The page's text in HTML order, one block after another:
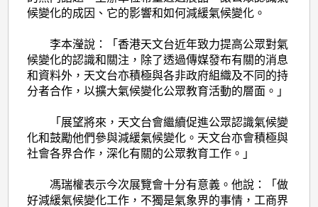
候變化的成因、它的影響和如何減緩氣候變化。
李本瀅說：「香港天文台近年致力提高公眾對氣
候變化的認識和關注，除了透過傳媒發布有關的消息
和資料外，天文台亦積極與各非政府組織及不同的持
分者合作，以擴大氣候變化公眾教育活動的層面。」
「展望將來，天文台會繼續促進公眾認識氣候變
化和鼓勵他們參與減緩氣候變化。天文台亦會積極與
社會各界合作，深化有關的公眾教育工作。」
馮瑞權表示今次展覽會十分有意義。他說：「做
好減緩氣候變化工作，不獨是氣象界的事情，工商界